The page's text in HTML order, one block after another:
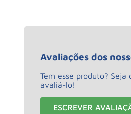
Avaliações dos
Tem esse produto? Seja
avaliá-lo!
ESCREVER